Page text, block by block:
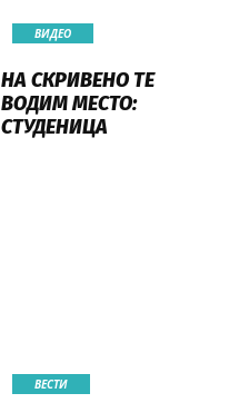
ВИДЕО
НА СКРИВЕНО ТЕ
ВОДИМ МЕСТО:
СТУДЕНИЦА
ВЕСТИ